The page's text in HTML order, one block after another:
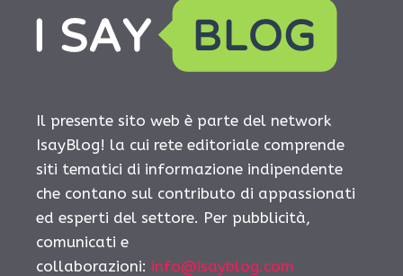
Il presente sito web è parte del network
IsayBlog! la cui rete editoriale comprende
siti tematici di informazione indipendente
che contano sul contributo di appassionati
ed esperti del settore. Per pubblicità,
comunicati e
collaborazioni: info@isayblog.com